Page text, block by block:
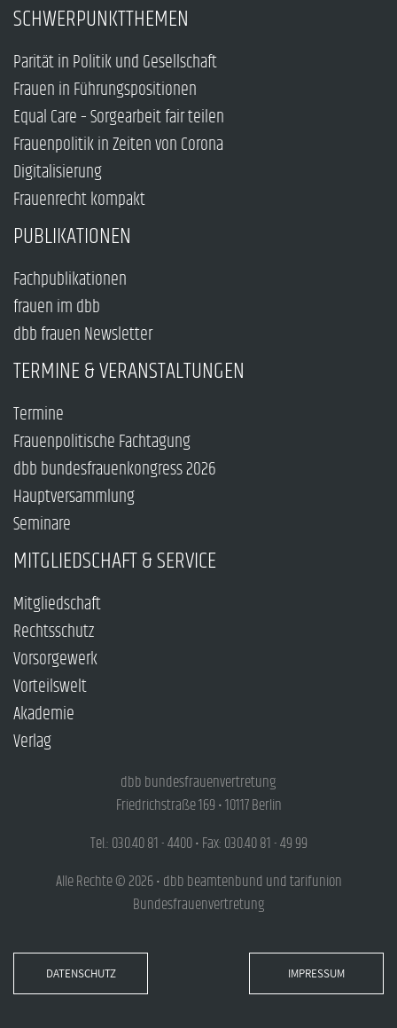
SCHWERPUNKTTHEMEN
Parität in Politik und Gesellschaft
Frauen in Führungspositionen
Equal Care – Sorgearbeit fair teilen
Frauenpolitik in Zeiten von Corona
Digitalisierung
Frauenrecht kompakt
PUBLIKATIONEN
Fachpublikationen
frauen im dbb
dbb frauen Newsletter
TERMINE & VERANSTALTUNGEN
Termine
Frauenpolitische Fachtagung
dbb bundesfrauenkongress 2026
Hauptversammlung
Seminare
MITGLIEDSCHAFT & SERVICE
Mitgliedschaft
Rechtsschutz
Vorsorgewerk
Vorteilswelt
Akademie
Verlag
dbb bundesfrauenvertretung
Friedrichstraße 169 • 10117 Berlin
Tel.: 030.40 81 - 4400 • Fax: 030.40 81 - 49 99
Alle Rechte © 2026 • dbb beamtenbund und tarifunion
Bundesfrauenvertretung
DATENSCHUTZ IMPRESSUM